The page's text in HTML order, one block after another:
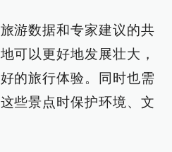
游数据和专家建议的共
可以更好地发展壮大，
的旅行体验。同时也需
些景点时保护环境、文